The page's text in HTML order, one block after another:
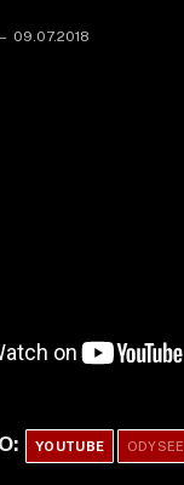
09.07.2018
YOUTUBE ODYSEE